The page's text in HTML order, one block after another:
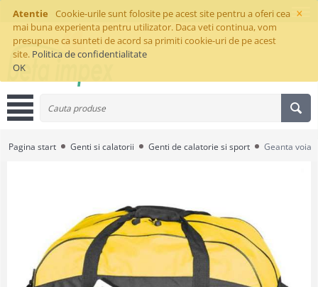
×
Atentie
Cookie-urile sunt folosite pe acest site pentru a oferi cea
mai buna experienta pentru utilizator. Daca veti continua, vom
presupune ca sunteti de acord sa primiti cookie-uri de pe acest
site. Politica de confidentialitate
OK
Pagina start Genti si calatorii Genti de calatorie si sport Geanta voiaj